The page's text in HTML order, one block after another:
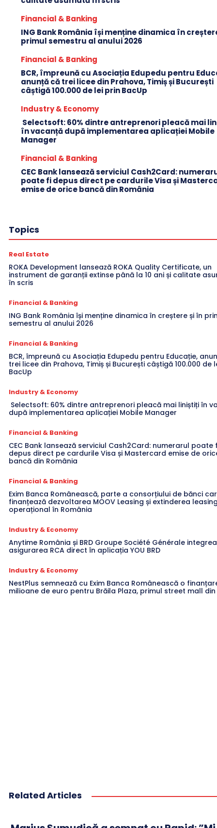
Financial & Banking
ING Bank România își menține dinamica în
primul semestru al anului 2026
Financial & Banking
BCR, împreună cu Asociația Edupedu pentru
anunță că trei licee din Prahova, Timiș și București
câștigă 100.000 de lei prin BacUp
Industry & Economy
Selectsoft: 60% dintre antreprenori pleacă mai
în vacanță după implementarea aplicației Mobile
Manager
Financial & Banking
CEC Bank lansează serviciul Cash2Card:
poate fi depus direct pe cardurile Visa și
emise de orice bancă din România
Topics
Real Estate
ROKA Development lansează ROKA Quality Certificate, un
instrument de garanții extinse până la 10 ani și calitate
în scris
Financial & Banking
ING Bank România își menține dinamica în creștere și în
semestru al anului 2026
Financial & Banking
BCR, împreună cu Asociația Edupedu pentru Educație,
trei licee din Prahova, Timiș și București câștigă 100.000 de
BacUp
Industry & Economy
Selectsoft: 60% dintre antreprenori pleacă mai liniștiți în
după implementarea aplicației Mobile Manager
Financial & Banking
CEC Bank lansează serviciul Cash2Card: numerarul poate
depus direct pe cardurile Visa și Mastercard emise de
bancă din România
Financial & Banking
Exim Banca Românească, parte a consorțiului de bănci
finanțează dezvoltarea MOOV Leasing și extinderea
operațional în România
Industry & Economy
Anytime România și BRD Groupe Société Générale
asigurarea RCA direct în aplicația YOU BRD
Industry & Economy
NestPlus semnează cu Exim Banca Românească o
milioane de euro pentru Brăila Plaza, primul street mall din
Related Articles